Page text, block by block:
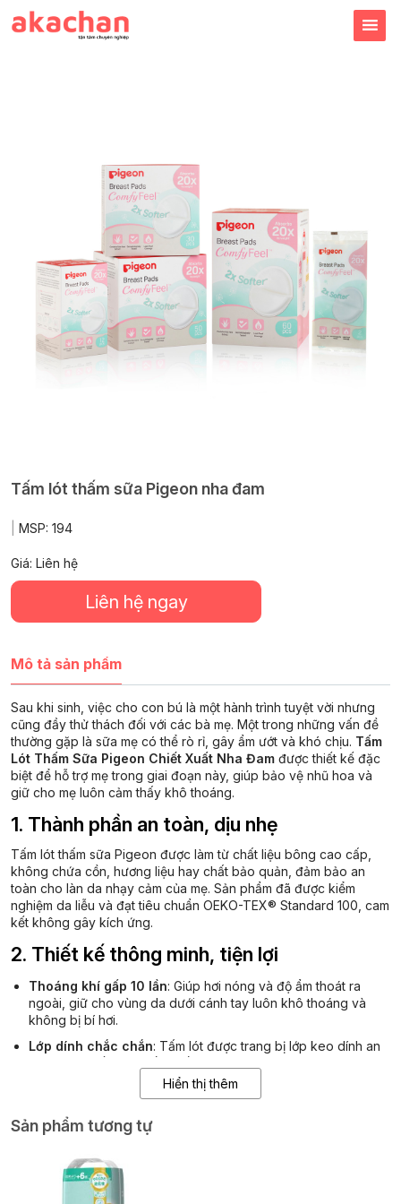
Tấm lót thấm sữa Pigeon nha đam
MSP: 194
Giá: Liên hệ
Liên hệ ngay
Mô tả sản phẩm
Sau khi sinh, việc cho con bú là một hành trình tuyệt vời nhưng
cũng đầy thử thách đối với các bà mẹ. Một trong những vấn đề
thường gặp là sữa mẹ có thể rò rỉ, gây ẩm ướt và khó chịu. Tấm
Lót Thấm Sữa Pigeon Chiết Xuất Nha Đam được thiết kế đặc
biệt để hỗ trợ mẹ trong giai đoạn này, giúp bảo vệ nhũ hoa và
giữ cho mẹ luôn cảm thấy khô thoáng.
1. Thành phần an toàn, dịu nhẹ
Tấm lót thấm sữa Pigeon được làm từ chất liệu bông cao cấp,
không chứa cồn, hương liệu hay chất bảo quản, đảm bảo an
toàn cho làn da nhạy cảm của mẹ. Sản phẩm đã được kiểm
nghiệm da liễu và đạt tiêu chuẩn OEKO-TEX® Standard 100, cam
kết không gây kích ứng.
2. Thiết kế thông minh, tiện lợi
Thoáng khí gấp 10 lần: Giúp hơi nóng và độ ẩm thoát ra
ngoài, giữ cho vùng da dưới cánh tay luôn khô thoáng và
không bị bí hơi.
Lớp dính chắc chắn: Tấm lót được trang bị lớp keo dính an
:Thiết kế đường viền ôm sát, không
Đóng gói tiện lợi: Mỗi tấm lót được đóng gói riêng biệt, dễ
3. Công dụng hiệu quả
Hiển thị thêm
Sản phẩm tương tự